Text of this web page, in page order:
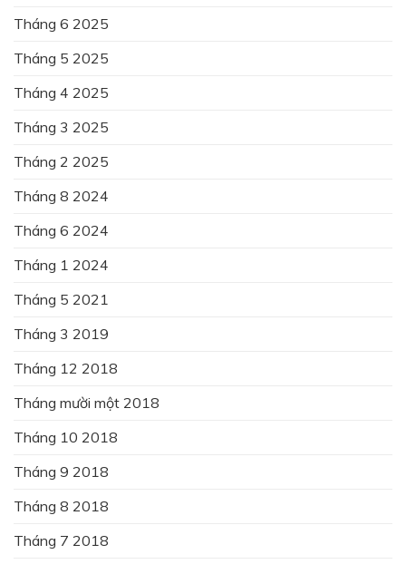
Tháng 6 2025
Tháng 5 2025
Tháng 4 2025
Tháng 3 2025
Tháng 2 2025
Tháng 8 2024
Tháng 6 2024
Tháng 1 2024
Tháng 5 2021
Tháng 3 2019
Tháng 12 2018
Tháng mười một 2018
Tháng 10 2018
Tháng 9 2018
Tháng 8 2018
Tháng 7 2018